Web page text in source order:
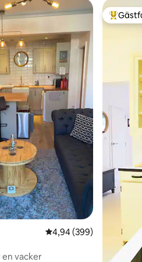
4,94 av 5 i
4,94 (399)
en vacker
Populär